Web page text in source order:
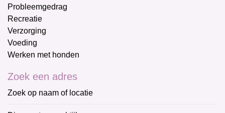
Probleemgedrag
Recreatie
Verzorging
Voeding
Werken met honden
Zoek een adres
Zoek op naam of locatie